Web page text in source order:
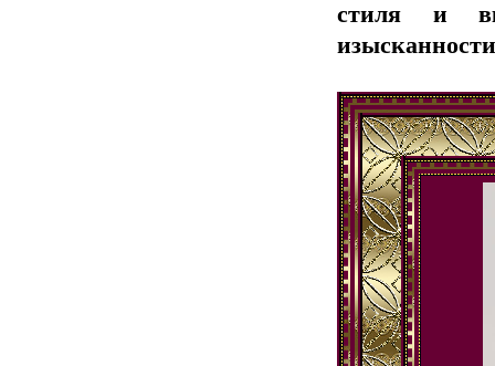
стиля и